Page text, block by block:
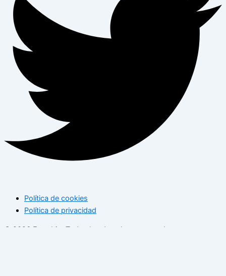
Política de cookies
Política de privacidad
© 2026 Enterbio. Todos los derechos reservados